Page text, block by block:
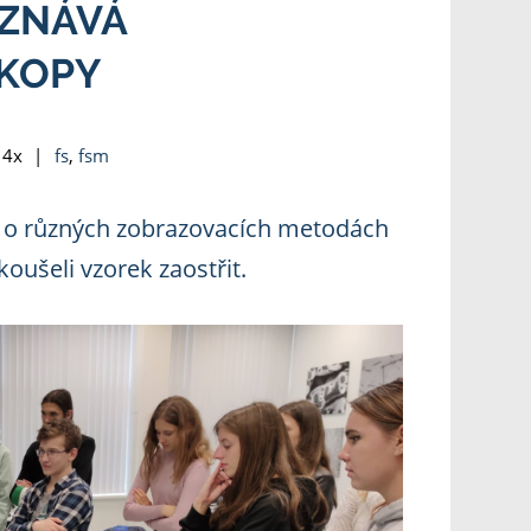
| fs, fsm
různých zobrazovacích metodách
vzorek zaostřit.